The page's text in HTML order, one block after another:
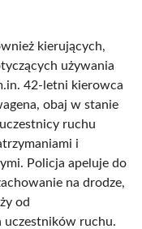
kierujących,
używania
42-letni kierowca
obaj w stanie
ruchu
i
Policja apeluje do
na drodze,
od
uczestników ruchu.